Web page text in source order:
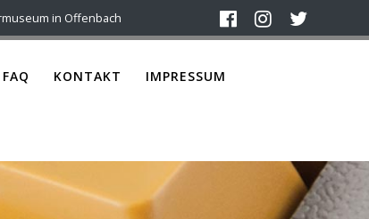
in Offenbach
FAQ KONTAKT IMPRESSUM